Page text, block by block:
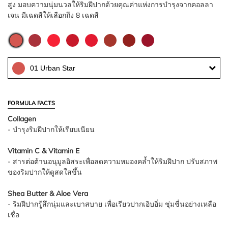
สูง มอบความนุ่มนวลให้ริมฝีปากด้วยคุณค่าแห่งการบำรุงจากคอลลา
เจน มีเฉดสีให้เลือกถึง 8 เฉดสี
01 Urban Star
FORMULA FACTS
Collagen
- บำรุงริมฝีปากให้เรียบเนียน
Vitamin C & Vitamin E
- สารต่อต้านอนุมูลอิสระเพื่อลดความหมองคล้ำให้ริมฝีปาก ปรับสภาพ
ของริมปากให้ดูสดใสขึ้น
Shea Butter & Aloe Vera
- ริมฝีปากรู้สึกนุ่มและเบาสบาย เพื่อเรียวปากเอิบอิ่ม ชุ่มชื่นอย่างเหลือ
เชื่อ